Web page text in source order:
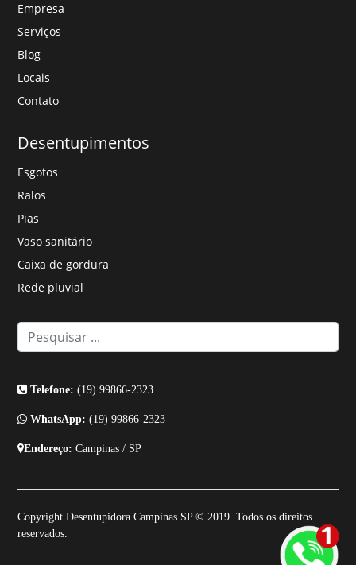
Empresa
Serviços
Blog
Locais
Contato
Desentupimentos
Esgotos
Ralos
Pias
Vaso sanitário
Caixa de gordura
Rede pluvial
Telefone: (19) 99866-2323
WhatsApp: (19) 99866-2323
Endereço: Campinas / SP
Copyright Desentupidora Campinas SP © 2019. Todos os direitos
reservados.